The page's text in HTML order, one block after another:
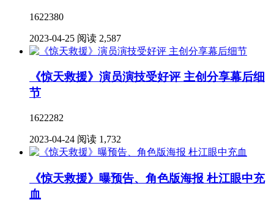
1622380
2023-04-25 阅读 2,587
《惊天救援》演员演技受好评 主创分享幕后细
节
1622282
2023-04-24 阅读 1,732
《惊天救援》曝预告、角色版海报 杜江眼中充
血